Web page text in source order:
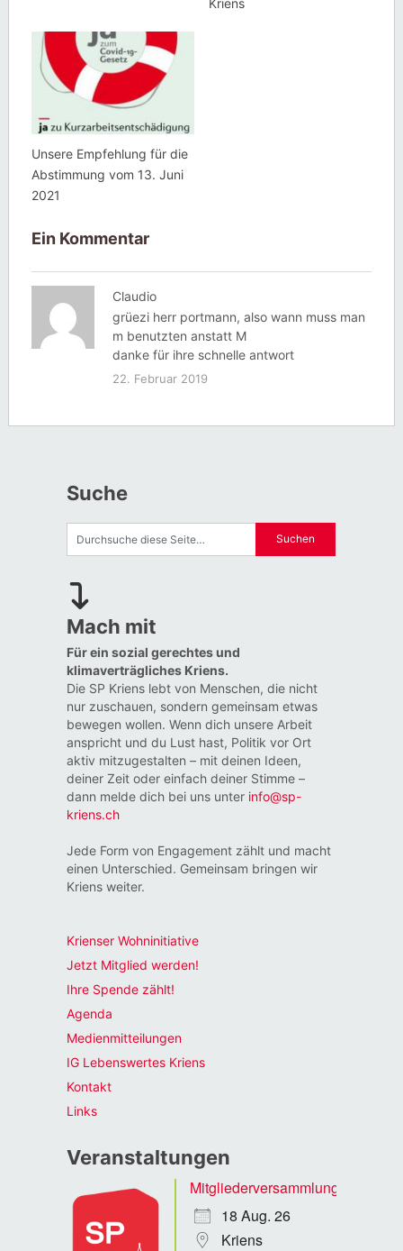
Kriens
Unsere Empfehlung für die
Abstimmung vom 13. Juni
2021
Ein Kommentar
Claudio
grüezi herr portmann, also wann muss man
m benutzten anstatt M
danke für ihre schnelle antwort
22. Februar 2019
Suche
Mach mit
Für ein sozial gerechtes und
klimaverträgliches Kriens.
Die SP Kriens lebt von Menschen, die nicht
nur zuschauen, sondern gemeinsam etwas
bewegen wollen. Wenn dich unsere Arbeit
anspricht und du Lust hast, Politik vor Ort
aktiv mitzugestalten – mit deinen Ideen,
deiner Zeit oder einfach deiner Stimme –
dann melde dich bei uns unter info@sp-
kriens.ch
Jede Form von Engagement zählt und macht
einen Unterschied. Gemeinsam bringen wir
Kriens weiter.
Krienser Wohninitiative
Jetzt Mitglied werden!
Ihre Spende zählt!
Agenda
Medienmitteilungen
IG Lebenswertes Kriens
Kontakt
Links
Veranstaltungen
Mitgliederversammlung
18 Aug. 26
Kriens